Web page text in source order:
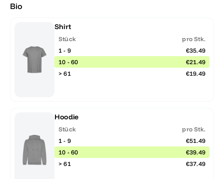
Bio
Shirt
Stück
pro Stk.
1 - 9
€35.49
10 - 60
€21.49
> 61
€19.49
Hoodie
Stück
pro Stk.
1 - 9
€51.49
10 - 60
€39.49
> 61
€37.49